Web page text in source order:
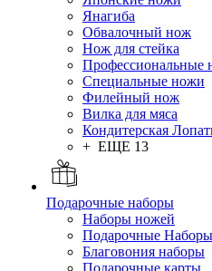
Янагиба
Обвалочный нож
Нож для стейка
Профессиональные
Специальные ножи
Филейный нож
Вилка для мяса
Кондитерская
+ ЕЩЕ 13
Подарочные наборы
Наборы ножей
Подарочные Наборы
Благовония наборы
Подарочные карты